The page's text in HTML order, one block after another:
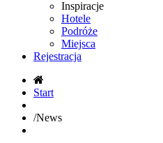
Inspiracje
Hotele
Podróże
Miejsca
Rejestracja
Start
/News